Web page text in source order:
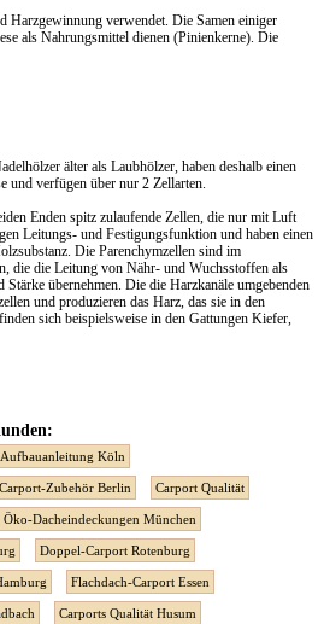
Harzgewinnung verwendet. Die Samen einiger
als Nahrungsmittel dienen (Pinienkerne). Die
älter als Laubhölzer, haben deshalb einen
und verfügen über nur 2 Zellarten.
Enden spitz zulaufende Zellen, die nur mit Luft
Leitungs- und Festigungsfunktion und haben einen
Die Parenchymzellen sind im
die die Leitung von Nähr- und Wuchsstoffen als
Stärke übernehmen. Die die Harzkanäle umgebenden
und produzieren das Harz, das sie in den
sich beispielsweise in den Gattungen Kiefer,
Köln
Carport-Zubehör Berlin Carport Qualität
Öko-Dacheindeckungen München
Doppel-Carport Rotenburg
Flachdach-Carport Essen
Carports Qualität Husum